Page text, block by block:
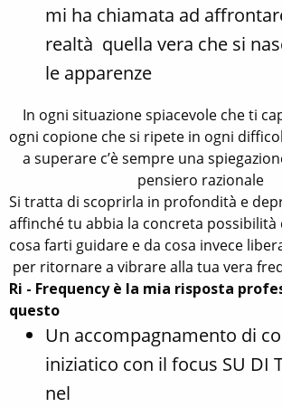
mi ha chiamata ad
realtà quella vera che si
le apparenze
In ogni situazione spiacevole che ti
ogni copione che si ripete in ogni
a superare c’è sempre una
pensiero razionale
Si tratta di scoprirla in profondità e
affinché tu abbia la concreta possibilità
cosa farti guidare e da cosa invece
per ritornare a vibrare alla tua vera
Ri - Frequency è la mia risposta
questo
Un accompagnamento di
iniziatico con il focus SU DI
nel